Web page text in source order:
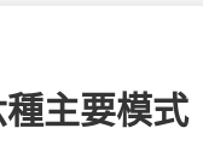
主要模式